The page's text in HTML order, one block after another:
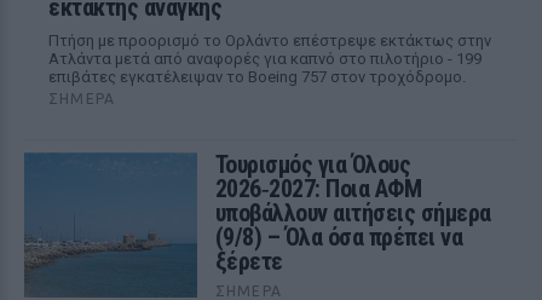
έκτακτης ανάγκης
Πτήση με προορισμό το Ορλάντο επέστρεψε εκτάκτως στην
Ατλάντα μετά από αναφορές για καπνό στο πιλοτήριο - 199
επιβάτες εγκατέλειψαν το Boeing 757 στον τροχόδρομο.
ΣΉΜΕΡΑ
Τουρισμός για Όλους
2026‑2027: Ποια ΑΦΜ
υποβάλλουν αιτήσεις σήμερα
(9/8) – Όλα όσα πρέπει να
ξέρετε
ΣΉΜΕΡΑ